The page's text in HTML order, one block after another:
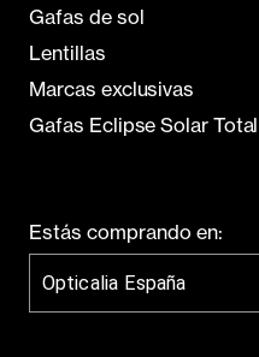
Gafas de sol
Lentillas
Marcas exclusivas
Gafas Eclipse Solar Total
Estás comprando en:
Opticalia España